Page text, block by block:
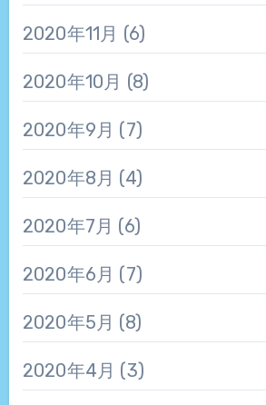
2020年11月 (6)
2020年10月 (8)
2020年9月 (7)
2020年8月 (4)
2020年7月 (6)
2020年6月 (7)
2020年5月 (8)
2020年4月 (3)